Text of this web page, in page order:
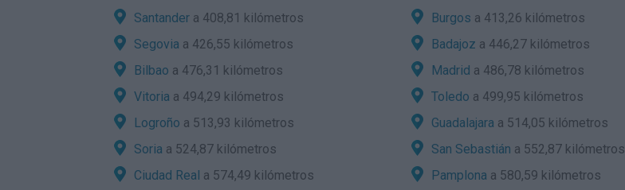
Santander a 408,81 kilómetros Burgos a 413,26 kilómetros
Segovia a 426,55 kilómetros Badajoz a 446,27 kilómetros
Bilbao a 476,31 kilómetros Madrid a 486,78 kilómetros
Vitoria a 494,29 kilómetros Toledo a 499,95 kilómetros
Logroño a 513,93 kilómetros Guadalajara a 514,05 kilómetros
Soria a 524,87 kilómetros San Sebastián a 552,87 kilómetros
Ciudad Real a 574,49 kilómetros Pamplona a 580,59 kilómetros